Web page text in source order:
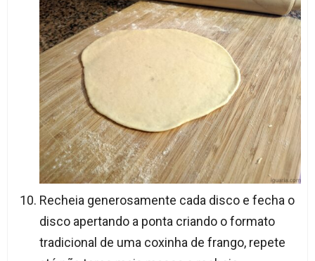
Recheia generosamente cada disco e fecha o
disco apertando a ponta criando o formato
tradicional de uma coxinha de frango, repete